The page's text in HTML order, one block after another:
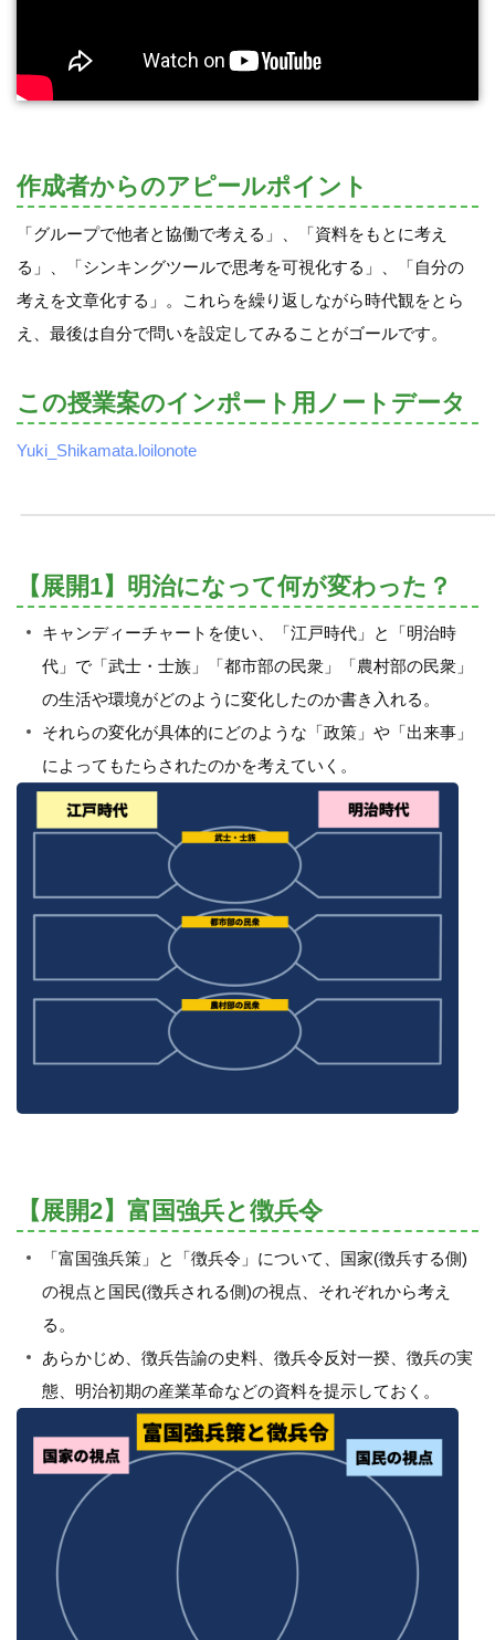
作成者からのアピールポイント
「グループで他者と協働で考える」、「資料をもとに考え
る」、「シンキングツールで思考を可視化する」、「自分の
考えを文章化する」。これらを繰り返しながら時代観をとら
え、最後は自分で問いを設定してみることがゴールです。
この授業案のインポート用ノートデータ
Yuki_Shikamata.loilonote
【展開1】明治になって何が変わった？
キャンディーチャートを使い、「江戸時代」と「明治時
代」で「武士・士族」「都市部の民衆」「農村部の民衆」
の生活や環境がどのように変化したのか書き入れる。
それらの変化が具体的にどのような「政策」や「出来事」
によってもたらされたのかを考えていく。
【展開2】富国強兵と徴兵令
「富国強兵策」と「徴兵令」について、国家(徴兵する側)
の視点と国民(徴兵される側)の視点、それぞれから考え
る。
あらかじめ、徴兵告諭の史料、徴兵令反対一揆、徴兵の実
態、明治初期の産業革命などの資料を提示しておく。